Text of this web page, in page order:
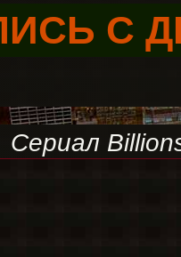
С
Сериал